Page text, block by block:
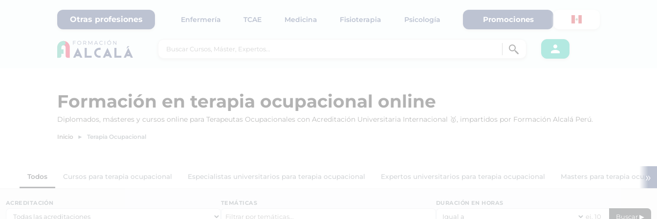
Otras profesiones Enfermería TCAE Medicina Fisioterapia Psicología Promociones
Formación en terapia ocupacional online
Diplomados, másteres y cursos online para Terapeutas Ocupacionales con Acreditación Universitaria Internacional 🥇, impartidos por Formación Alcalá Perú.
Inicio Terapia Ocupacional
Todos Cursos para terapia ocupacional Especialistas universitarios para terapia ocupacional Expertos universitarios para terapia ocupacional Masters para terapia »
ACREDITACIÓN TEMÁTICAS DURACIÓN EN HORAS
Buscar ▶